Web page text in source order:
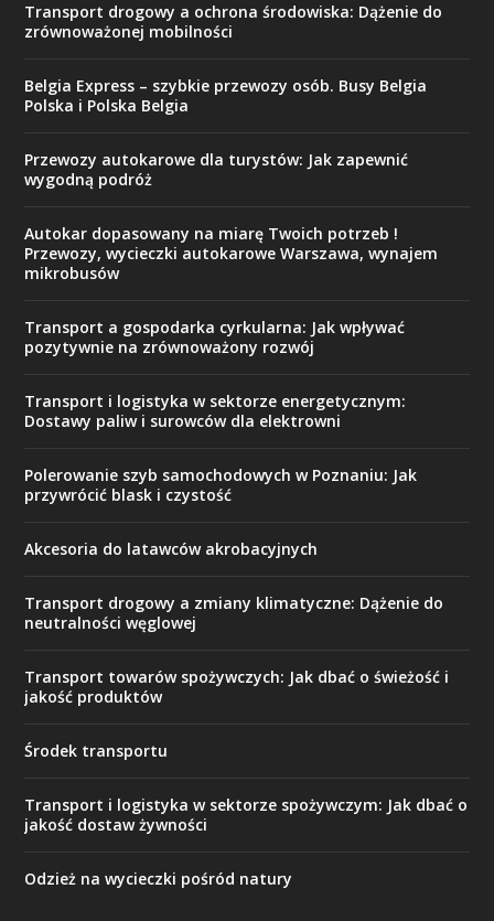
Transport drogowy a ochrona środowiska: Dążenie do
zrównoważonej mobilności
Belgia Express – szybkie przewozy osób. Busy Belgia
Polska i Polska Belgia
Przewozy autokarowe dla turystów: Jak zapewnić
wygodną podróż
Autokar dopasowany na miarę Twoich potrzeb !
Przewozy, wycieczki autokarowe Warszawa, wynajem
mikrobusów
Transport a gospodarka cyrkularna: Jak wpływać
pozytywnie na zrównoważony rozwój
Transport i logistyka w sektorze energetycznym:
Dostawy paliw i surowców dla elektrowni
Polerowanie szyb samochodowych w Poznaniu: Jak
przywrócić blask i czystość
Akcesoria do latawców akrobacyjnych
Transport drogowy a zmiany klimatyczne: Dążenie do
neutralności węglowej
Transport towarów spożywczych: Jak dbać o świeżość i
jakość produktów
Środek transportu
Transport i logistyka w sektorze spożywczym: Jak dbać o
jakość dostaw żywności
Odzież na wycieczki pośród natury